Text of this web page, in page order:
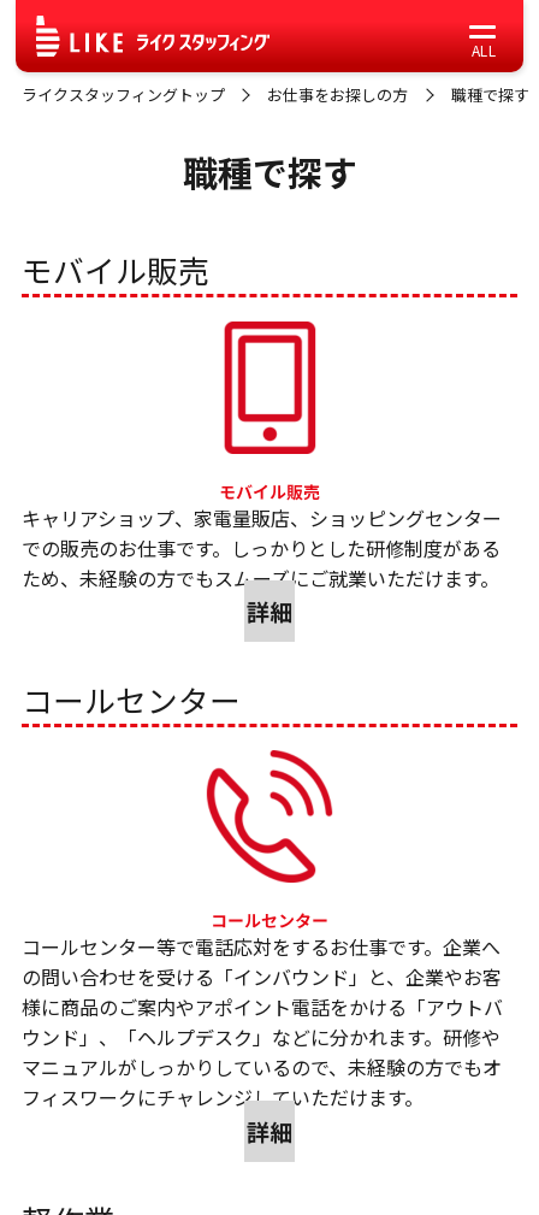
ライクスタッフィングトップ お仕事をお探しの方 職種で探す
職種で探す
モバイル販売
キャリアショップ、家電量販店、ショッピングセンター
での販売のお仕事です。しっかりとした研修制度がある
ため、未経験の方でもスムーズにご就業いただけます。
詳細
コールセンター
コールセンター等で電話応対をするお仕事です。企業へ
の問い合わせを受ける「インバウンド」と、企業やお客
様に商品のご案内やアポイント電話をかける「アウトバ
ウンド」、「ヘルプデスク」などに分かれます。研修や
マニュアルがしっかりしているので、未経験の方でもオ
フィスワークにチャレンジしていただけます。
詳細